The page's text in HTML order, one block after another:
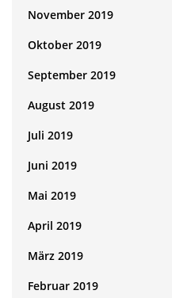
November 2019
Oktober 2019
September 2019
August 2019
Juli 2019
Juni 2019
Mai 2019
April 2019
März 2019
Februar 2019